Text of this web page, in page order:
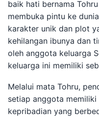
baik hati bernama
membuka pintu ke
karakter unik dan plot
kehilangan ibunya dan
oleh anggota keluarga
keluarga ini memiliki
Melalui mata Tohru,
setiap anggota
kepribadian yang